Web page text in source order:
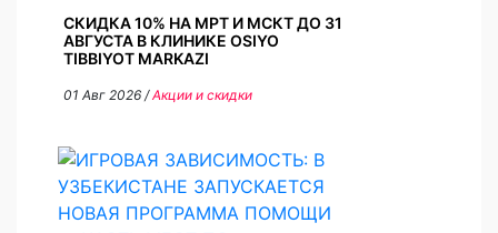
СКИДКА 10% НА МРТ И МСКТ ДО 31
АВГУСТА В КЛИНИКЕ OSIYO
TIBBIYOT MARKAZI
01 Авг 2026 /Акции и скидки